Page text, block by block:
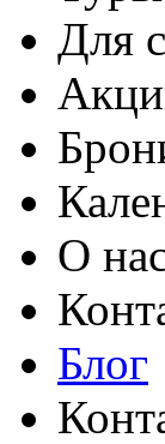
Для
О
Блог